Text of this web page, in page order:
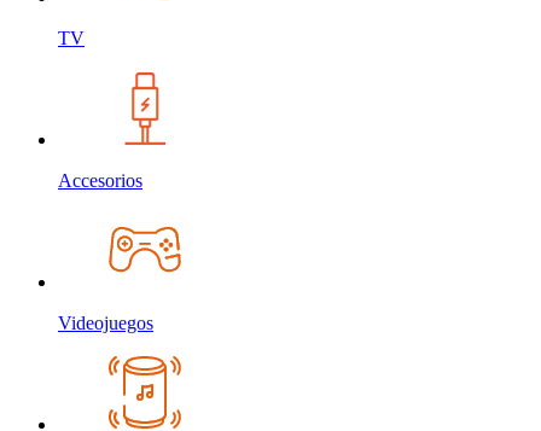
TV
Accesorios
Videojuegos